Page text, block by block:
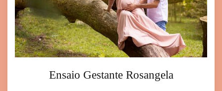
Ensaio Gestante Rosangela